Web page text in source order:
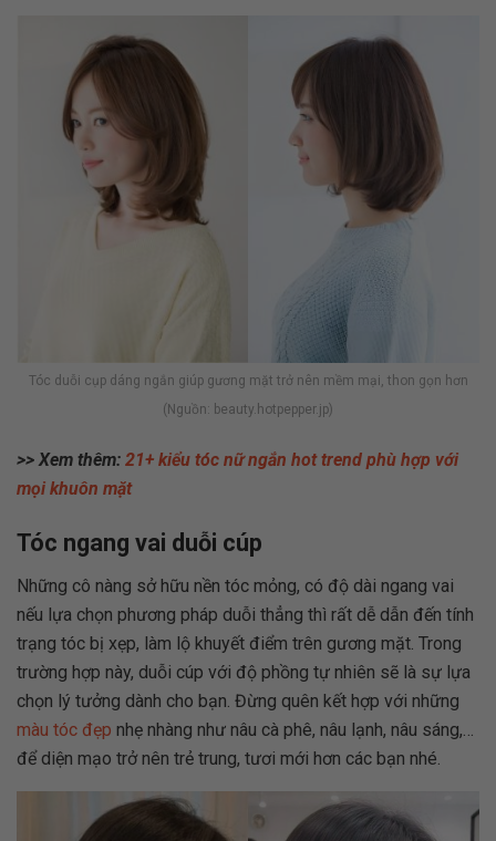
Tóc duỗi cụp dáng ngắn giúp gương mặt trở nên mềm mại, thon gọn hơn
(Nguồn: beauty.hotpepper.jp)
>> Xem thêm: 21+ kiểu tóc nữ ngắn hot trend phù hợp với
mọi khuôn mặt
Tóc ngang vai duỗi cúp
Những cô nàng sở hữu nền tóc mỏng, có độ dài ngang vai
nếu lựa chọn phương pháp duỗi thẳng thì rất dễ dẫn đến tính
trạng tóc bị xẹp, làm lộ khuyết điểm trên gương mặt. Trong
trường hợp này, duỗi cúp với độ phồng tự nhiên sẽ là sự lựa
chọn lý tưởng dành cho bạn. Đừng quên kết hợp với những
màu tóc đẹp nhẹ nhàng như nâu cà phê, nâu lạnh, nâu sáng,…
để diện mạo trở nên trẻ trung, tươi mới hơn các bạn nhé.